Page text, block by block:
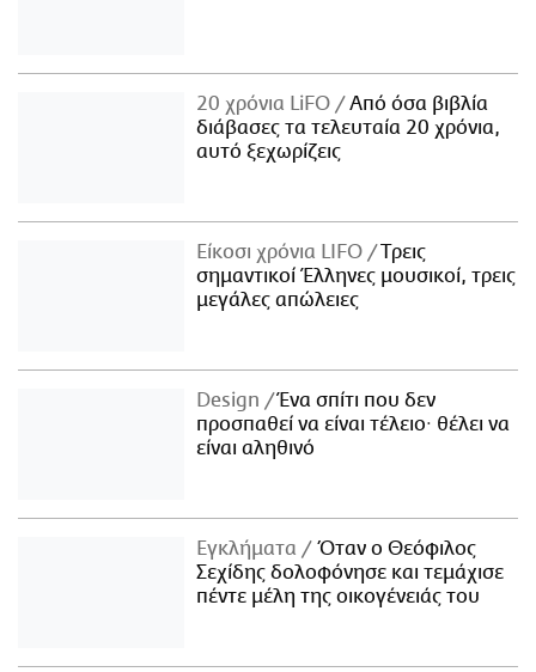
20 χρόνια LiFO
Από όσα βιβλία
διάβασες τα τελευταία 20 χρόνια,
αυτό ξεχωρίζεις
Είκοσι χρόνια LIFO
Tρεις
σημαντικοί Έλληνες μουσικοί, τρεις
μεγάλες απώλειες
Design
Ένα σπίτι που δεν
προσπαθεί να είναι τέλειο· θέλει να
είναι αληθινό
Εγκλήματα
Όταν ο Θεόφιλος
Σεχίδης δολοφόνησε και τεμάχισε
πέντε μέλη της οικογένειάς του